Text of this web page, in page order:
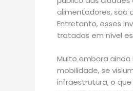
alimentadores, são
Entretanto, esses
tratados em nível
Muito embora
mobilidade, se
infraestrutura, o